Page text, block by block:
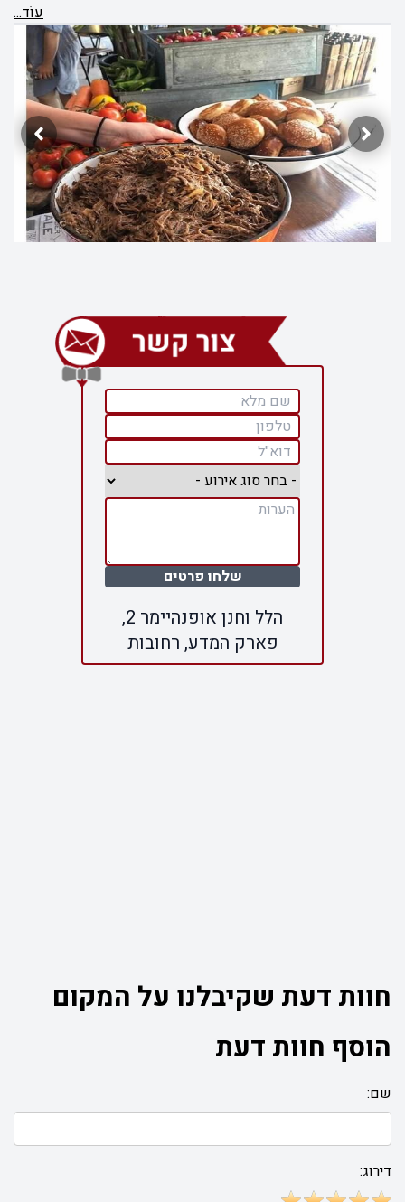
עוֹד...
שלחו פרטים
הלל וחנן אופנהיימר 2,
פארק המדע, רחובות
חוות דעת שקיבלנו על המקום
הוסף חוות דעת
שם:
דירוג: